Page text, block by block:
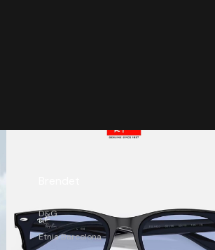
D&G
Etnia Barcelona